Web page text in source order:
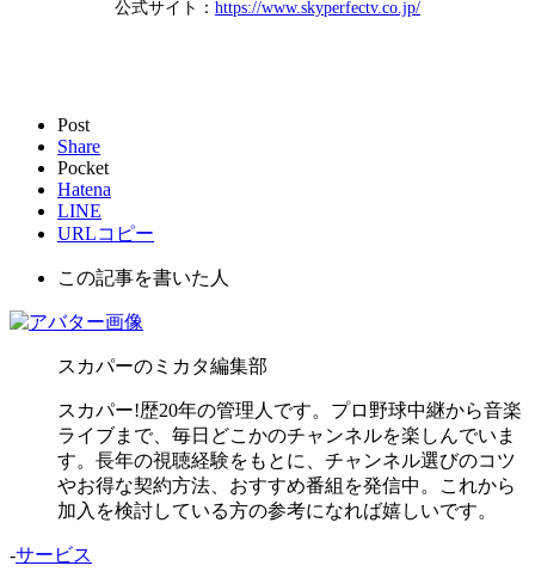
公式サイト： https://www.skyperfectv.co.jp/
Post
Share
Pocket
Hatena
LINE
URLコピー
この記事を書いた人
スカパーのミカタ編集部
スカパー!歴20年の管理人です。プロ野球中継から音楽
ライブまで、毎日どこかのチャンネルを楽しんでいま
す。長年の視聴経験をもとに、チャンネル選びのコツ
やお得な契約方法、おすすめ番組を発信中。これから
加入を検討している方の参考になれば嬉しいです。
-サービス